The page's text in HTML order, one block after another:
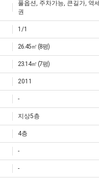
풀옵션, 주차가능, 큰길가, 역세
권
1/1
26.45㎡ (8평)
23.14㎡ (7평)
2011
-
지상5층
4층
-
-